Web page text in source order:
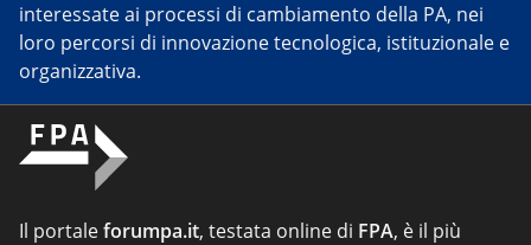
interessate ai processi di cambiamento della PA, nei
loro percorsi di innovazione tecnologica, istituzionale e
organizzativa.
Il portaleforumpa.it, testata online di FPA, è il più